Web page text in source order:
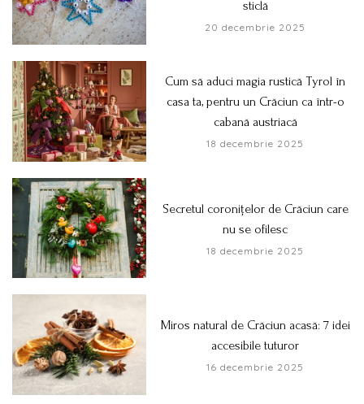
sticlă
20 decembrie 2025
Cum să aduci magia rustică Tyrol în
casa ta, pentru un Crăciun ca într-o
cabană austriacă
18 decembrie 2025
Secretul coronițelor de Crăciun care
nu se ofilesc
18 decembrie 2025
Miros natural de Crăciun acasă: 7 idei
accesibile tuturor
16 decembrie 2025